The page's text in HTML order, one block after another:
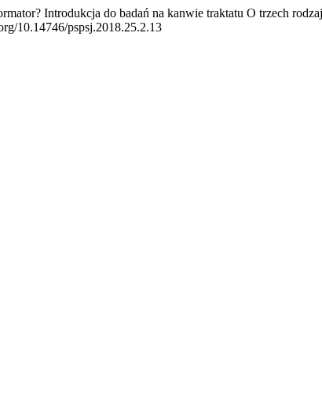
Introdukcja do badań na kanwie traktatu O trzech
10.14746/pspsj.2018.25.2.13